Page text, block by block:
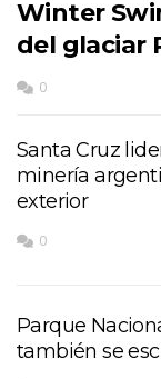
Winter
del glaciar
0
Santa Cruz
minería
exterior
0
Parque
también se